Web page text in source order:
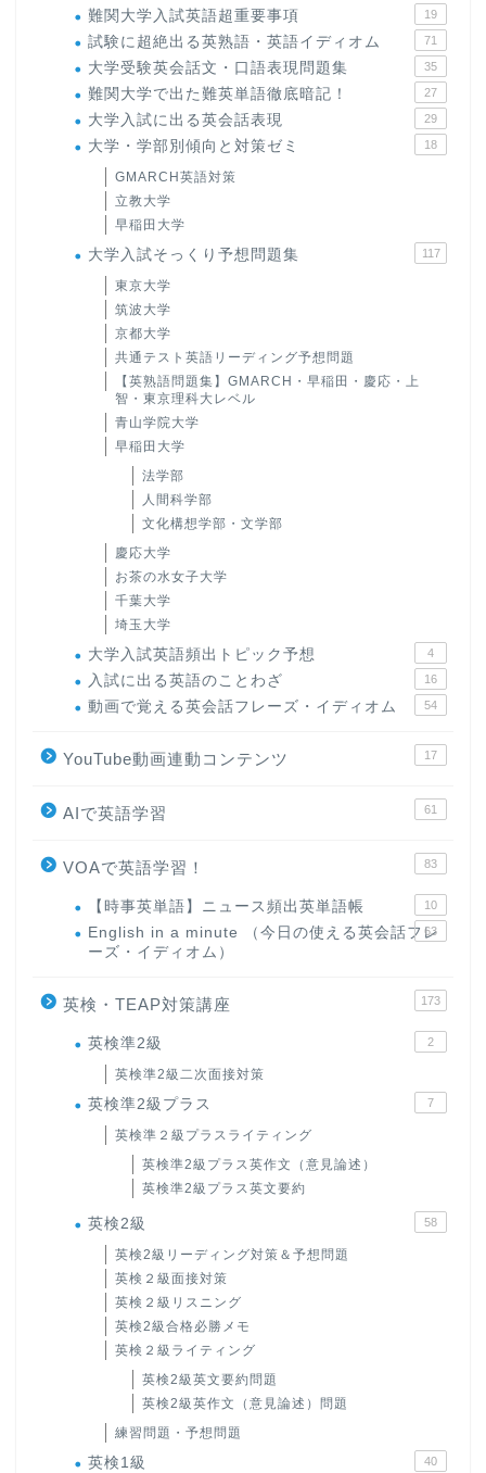
難関大学入試英語超重要事項 19
試験に超絶出る英熟語・英語イディオム 71
大学受験英会話文・口語表現問題集 35
難関大学で出た難英単語徹底暗記！ 27
大学入試に出る英会話表現 29
大学・学部別傾向と対策ゼミ 18
GMARCH英語対策
立教大学
早稲田大学
大学入試そっくり予想問題集 117
東京大学
筑波大学
京都大学
共通テスト英語リーディング予想問題
【英熟語問題集】GMARCH・早稲田・慶応・上
智・東京理科大レベル
青山学院大学
早稲田大学
法学部
人間科学部
文化構想学部・文学部
慶応大学
お茶の水女子大学
千葉大学
埼玉大学
大学入試英語頻出トピック予想 4
入試に出る英語のことわざ 16
動画で覚える英会話フレーズ・イディオム 54
YouTube動画連動コンテンツ 17
AIで英語学習 61
VOAで英語学習！ 83
【時事英単語】ニュース頻出英単語帳 10
English in a minute （今日の使える英会話フレ
ーズ・イディオム）
63
英検・TEAP対策講座 173
英検準2級 2
英検準2級二次面接対策
英検準2級プラス 7
英検準２級プラスライティング
英検準2級プラス英作文（意見論述）
英検準2級プラス英文要約
英検2級 58
英検2級リーディング対策＆予想問題
英検２級面接対策
英検２級リスニング
英検2級合格必勝メモ
英検２級ライティング
英検2級英文要約問題
英検2級英作文（意見論述）問題
練習問題・予想問題
英検1級 40